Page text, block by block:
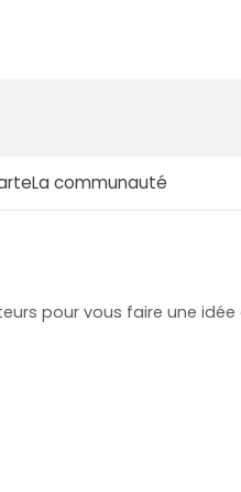
La communauté
pour vous faire une